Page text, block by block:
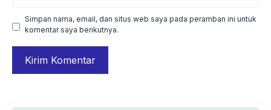
Simpan nama, email, dan situs web saya pada peramban ini untuk
komentar saya berikutnya.